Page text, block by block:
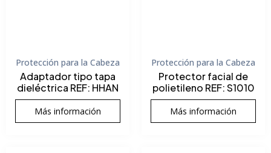
Protección para la Cabeza
Adaptador tipo tapa
dieléctrica REF: HHAN
Más información
Protección para la Cabeza
Protector facial de
polietileno REF: S1010
Más información